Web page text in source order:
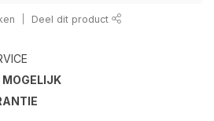
Deel dit product
MOGELIJK